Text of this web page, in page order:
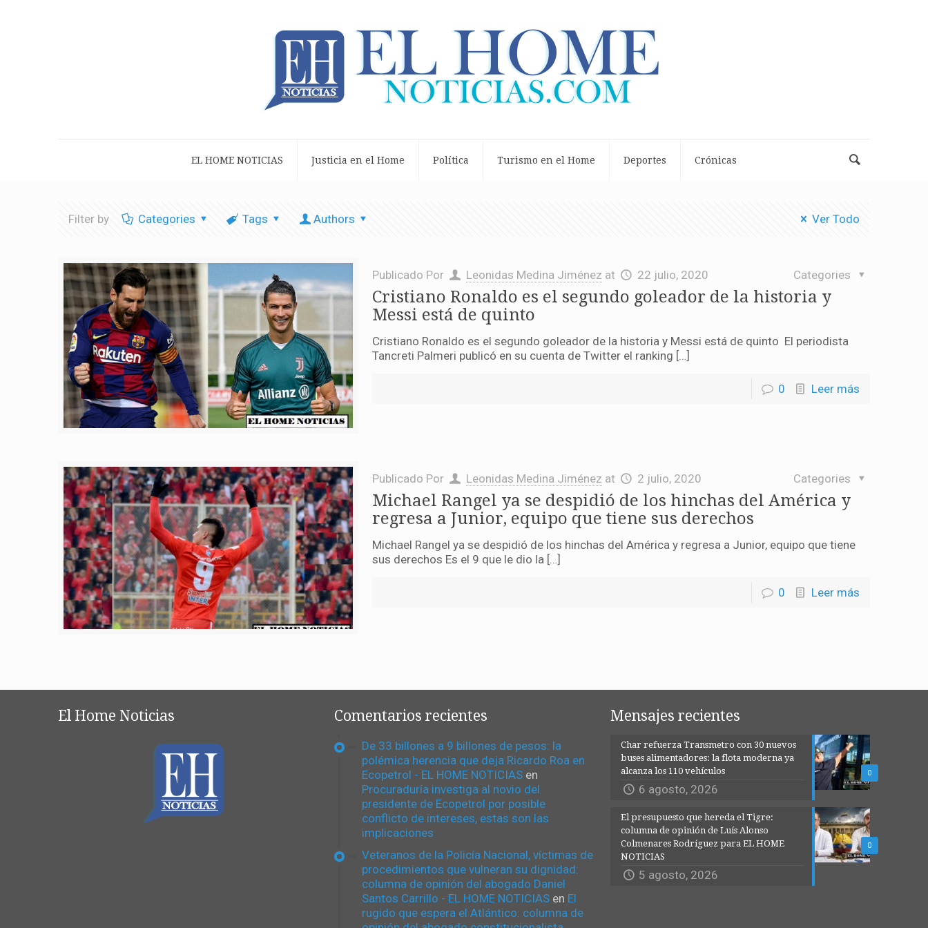
EL HOME NOTICIAS Justicia en el Home Política Turismo en el Home Deportes Crónicas
Filter by Categories Tags Authors Ver Todo
Publicado Por Leonidas Medina Jiménez at 22 julio, 2020 Categories
Cristiano Ronaldo es el segundo goleador de la historia y
Messi está de quinto
Cristiano Ronaldo es el segundo goleador de la historia y Messi está de quinto El periodista
Tancreti Palmeri publicó en su cuenta de Twitter el ranking […]
0 Leer más
Publicado Por Leonidas Medina Jiménez at 2 julio, 2020 Categories
Michael Rangel ya se despidió de los hinchas del América y
regresa a Junior, equipo que tiene sus derechos
Michael Rangel ya se despidió de los hinchas del América y regresa a Junior, equipo que tiene
sus derechos Es el 9 que le dio la […]
0 Leer más
El Home Noticias Comentarios recientes
De 33 billones a 9 billones de pesos: la
polémica herencia que deja Ricardo Roa en
Ecopetrol - EL HOME NOTICIASen
Procuraduría investiga al novio del
presidente de Ecopetrol por posible
conflicto de intereses, estas son las
implicaciones
Veteranos de la Policía Nacional, víctimas de
procedimientos que vulneran su dignidad:
columna de opinión del abogado Daniel
Santos Carrillo - EL HOME NOTICIASen El
rugido que espera el Atlántico: columna de
Mensajes recientes
0
Char refuerza Transmetro con 30 nuevos
buses alimentadores: la flota moderna ya
alcanza los 110 vehículos
6 agosto, 2026
0
El presupuesto que hereda el Tigre:
columna de opinión de Luís Alonso
Colmenares Rodríguez para EL HOME
NOTICIAS
5 agosto, 2026